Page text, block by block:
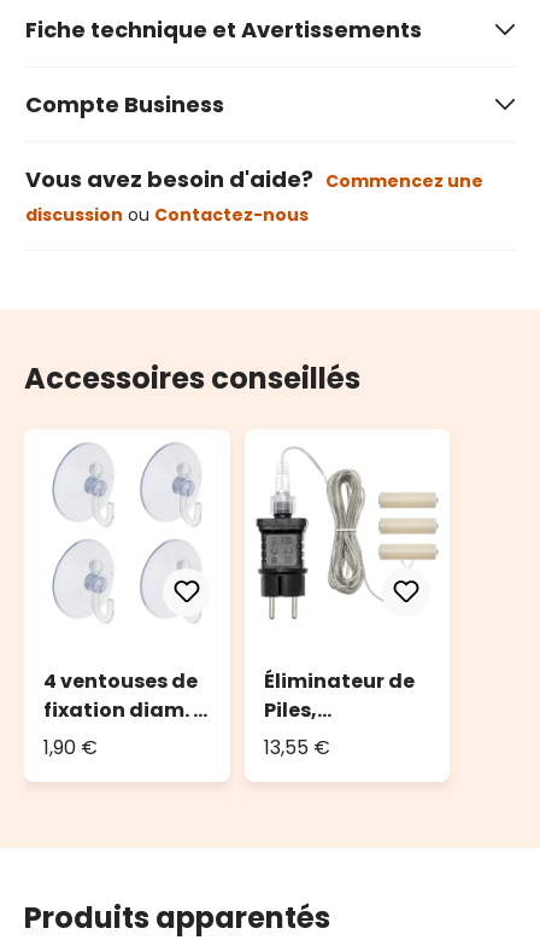
Fiche technique et Avertissements
Compte Business
Vous avez besoin d'aide? Commencez une
discussion ou Contactez-nous
Accessoires conseillés
4 ventouses de
fixation diam. 4
cm
1,90 €
Éliminateur de
Piles,
transformateur
8/16
13,55 €
Produits apparentés